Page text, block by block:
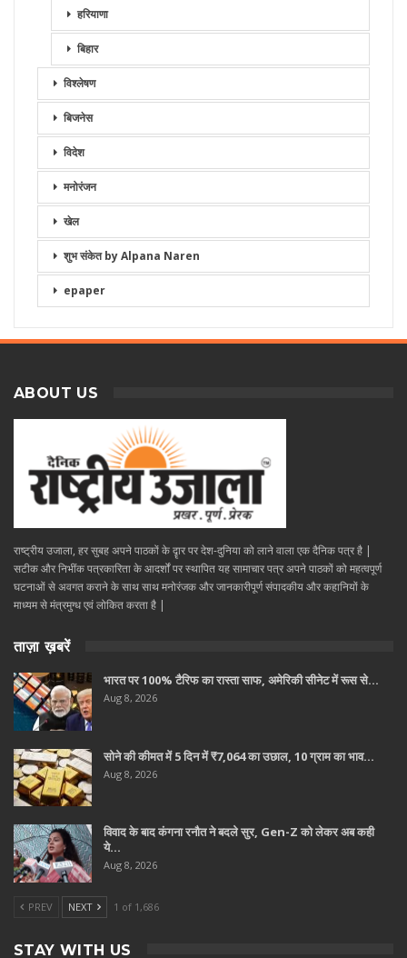
हरियाणा
बिहार
विश्लेषण
बिजनेस
विदेश
मनोरंजन
खेल
शुभ संकेत by Alpana Naren
epaper
ABOUT US
राष्ट्रीय उजाला, हर सुबह अपने पाठकों के दॄार पर देश-दुनिया को लाने वाला एक दैनिक पत्र है |
सटीक और निभींक पत्रकारिता के आदर्शों पर स्थापित यह सामाचार पत्र अपने पाठकों को महत्वपूर्ण
घटनाओं से अवगत कराने के साथ साथ मनोरंजक और जानकारीपूर्ण संपादकीय और कहानियों के
माध्यम से मंत्रमुग्ध एवं लोकित करता है |
ताज़ा ख़बरें
भारत पर 100% टैरिफ का रास्ता साफ, अमेरिकी सीनेट में रूस से…
Aug 8, 2026
सोने की कीमत में 5 दिन में ₹7,064 का उछाल, 10 ग्राम का भाव…
Aug 8, 2026
विवाद के बाद कंगना रनौत ने बदले सुर, Gen-Z को लेकर अब कही
ये…
Aug 8, 2026
PREV NEXT 1 of 1,686
STAY WITH US